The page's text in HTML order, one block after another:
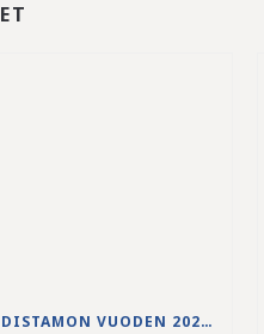
JS-PUHDISTAMON VUODEN 2025 VUOSIKERTOMUS ON JULKAISTU